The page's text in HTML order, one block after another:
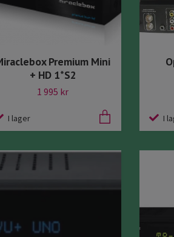
Premium Mini
+ HD 1*S2
1 995 kr
I lager I